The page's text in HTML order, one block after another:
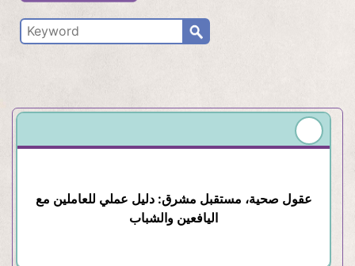
عقول صحية، مستقبل مشرق: دليل عملي للعاملين مع
اليافعين والشباب